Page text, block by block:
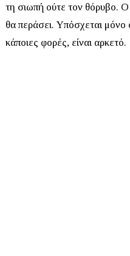
τη σιωπή ούτε τον θόρυβο.
θα περάσει. Υπόσχεται μόνο
κάποιες φορές, είναι αρκετό.